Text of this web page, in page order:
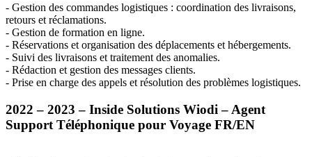
- Gestion des commandes logistiques : coordination des livraisons,
retours et réclamations.
- Gestion de formation en ligne.
- Réservations et organisation des déplacements et hébergements.
- Suivi des livraisons et traitement des anomalies.
- Rédaction et gestion des messages clients.
- Prise en charge des appels et résolution des problèmes logistiques.
2022 – 2023 – Inside Solutions Wiodi – Agent
Support Téléphonique pour Voyage FR/EN